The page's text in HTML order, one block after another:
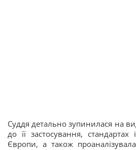
Суддя детально зупинилася на
до її застосування,
Європи, а також